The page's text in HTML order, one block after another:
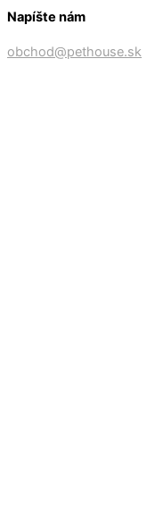
Napíšte nám
obchod@pethouse.sk